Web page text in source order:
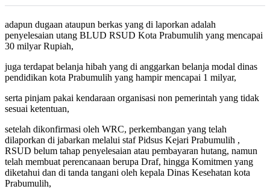
adapun dugaan ataupun berkas yang di laporkan adalah
penyelesaian utang BLUD RSUD Kota Prabumulih yang mencapai
30 milyar Rupiah,
juga terdapat belanja hibah yang di anggarkan belanja modal dinas
pendidikan kota Prabumulih yang hampir mencapai 1 milyar,
serta pinjam pakai kendaraan organisasi non pemerintah yang tidak
sesuai ketentuan,
setelah dikonfirmasi oleh WRC, perkembangan yang telah
dilaporkan di jabarkan melalui staf Pidsus Kejari Prabumulih ,
RSUD belum tahap penyelesaian atau pembayaran hutang, namun
telah membuat perencanaan berupa Draf, hingga Komitmen yang
diketahui dan di tanda tangani oleh kepala Dinas Kesehatan kota
Prabumulih,